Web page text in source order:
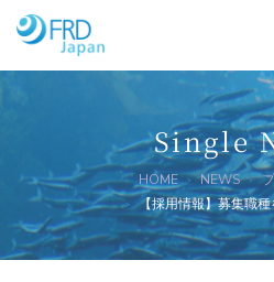
Single
HOME NEWS
【採用情報】募集職